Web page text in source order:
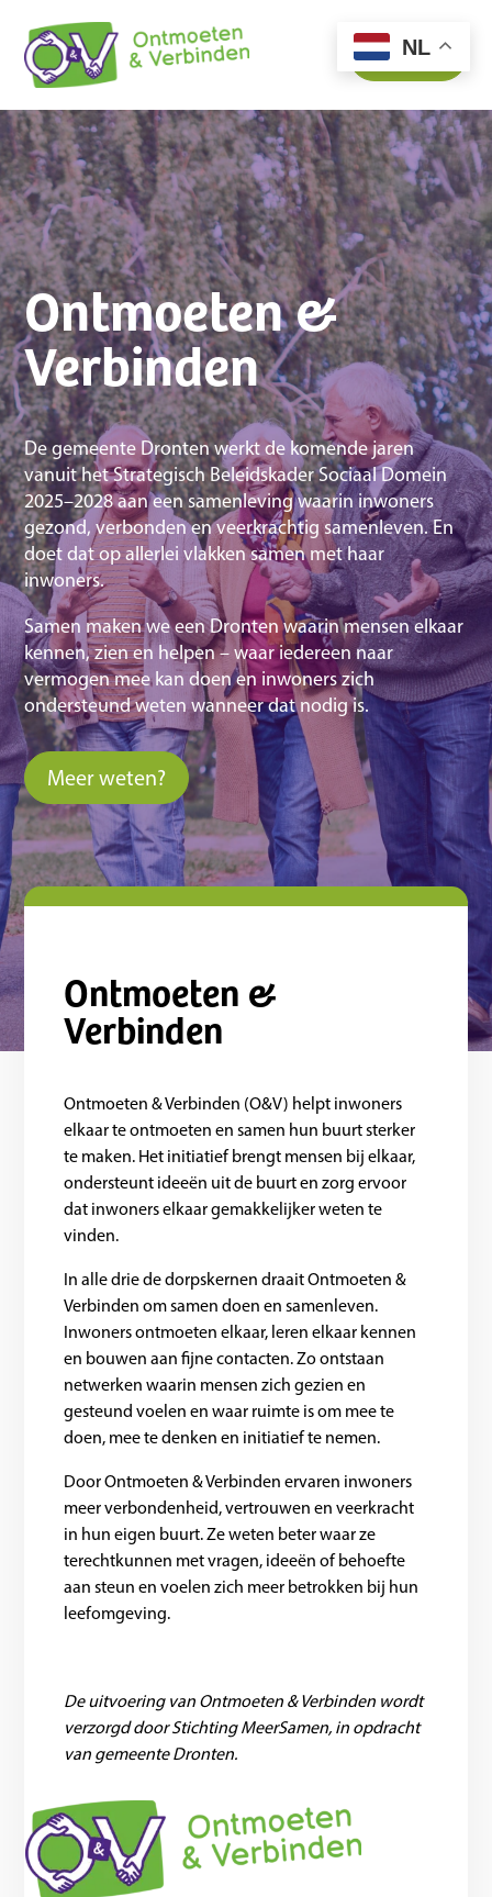
Contact
Ontmoeten &
Verbinden
De gemeente Dronten werkt de komende jaren
vanuit het Strategisch Beleidskader Sociaal Domein
2025–2028 aan een samenleving waarin inwoners
gezond, verbonden en veerkrachtig samenleven. En
doet dat op allerlei vlakken samen met haar
inwoners.
Samen maken we een Dronten waarin mensen elkaar
kennen, zien en helpen – waar iedereen naar
vermogen mee kan doen en inwoners zich
ondersteund weten wanneer dat nodig is.
Meer weten?
Ontmoeten &
Verbinden
Ontmoeten & Verbinden (O&V) helpt inwoners
elkaar te ontmoeten en samen hun buurt sterker
te maken. Het initiatief brengt mensen bij elkaar,
ondersteunt ideeën uit de buurt en zorg ervoor
dat inwoners elkaar gemakkelijker weten te
vinden.
In alle drie de dorpskernen draait Ontmoeten &
Verbinden om samen doen en samenleven.
Inwoners ontmoeten elkaar, leren elkaar kennen
en bouwen aan fijne contacten. Zo ontstaan
netwerken waarin mensen zich gezien en
gesteund voelen en waar ruimte is om mee te
doen, mee te denken en initiatief te nemen.
Door Ontmoeten & Verbinden ervaren inwoners
meer verbondenheid, vertrouwen en veerkracht
in hun eigen buurt. Ze weten beter waar ze
terechtkunnen met vragen, ideeën of behoefte
aan steun en voelen zich meer betrokken bij hun
leefomgeving.
De uitvoering van Ontmoeten & Verbinden wordt
verzorgd door Stichting MeerSamen, in opdracht
van gemeente Dronten.
NL